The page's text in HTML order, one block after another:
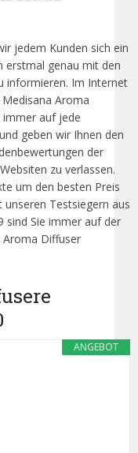
jedem Kunden sich ein
erstmal genau mit den
informieren. Im Internet
Aroma
immer auf jede
geben wir Ihnen den
der
zu verlassen.
um den besten Preis
Testsiegern aus
sind Sie immer auf der
Aroma Diffuser
ANGEBOT